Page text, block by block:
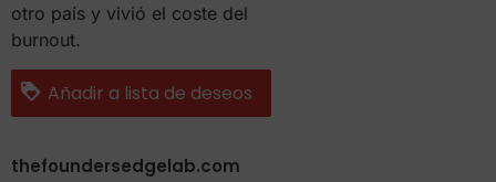
otro país y vivió el coste del
burnout.
Añadir a lista de deseos
thefoundersedgelab.com